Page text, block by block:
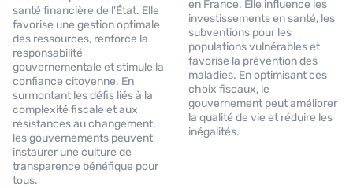
santé financière de l'État. Elle
favorise une gestion optimale
des ressources, renforce la
responsabilité
gouvernementale et stimule la
confiance citoyenne. En
surmontant les défis liés à la
complexité fiscale et aux
résistances au changement,
les gouvernements peuvent
instaurer une culture de
transparence bénéfique pour
tous.
en France. Elle influence les
investissements en santé, les
subventions pour les
populations vulnérables et
favorise la prévention des
maladies. En optimisant ces
choix fiscaux, le
gouvernement peut améliorer
la qualité de vie et réduire les
inégalités.